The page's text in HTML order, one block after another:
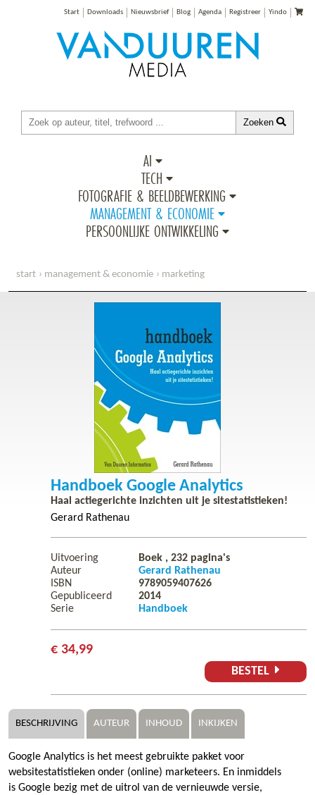
Start Downloads Nieuwsbrief Blog Agenda Registreer Yindo
Zoeken
AI
TECH
FOTOGRAFIE & BEELDBEWERKING
MANAGEMENT & ECONOMIE
PERSOONLIJKE ONTWIKKELING
start management & economie marketing
Handboek Google Analytics
Haal actiegerichte inzichten uit je sitestatistieken!
Gerard Rathenau
Uitvoering Boek , 232 pagina's
Auteur
Gerard Rathenau
ISBN
9789059407626
Gepubliceerd
2014
Serie
Handboek
€ 34,99
BESTEL
BESCHRIJVING AUTEUR INHOUD INKIJKEN
Google Analytics is het meest gebruikte pakket voor
websitestatistieken onder (online) marketeers. En inmiddels
is Google bezig met de uitrol van de vernieuwde versie,